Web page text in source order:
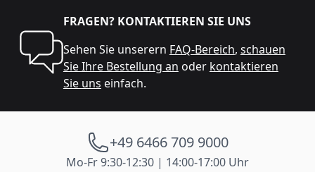
FRAGEN? KONTAKTIEREN SIE UNS
Sehen Sie unserern FAQ-Bereich, schauen
Sie Ihre Bestellung an oder kontaktieren
Sie uns einfach.
+49 6466 709 9000
Mo-Fr 9:30-12:30 | 14:00-17:00 Uhr